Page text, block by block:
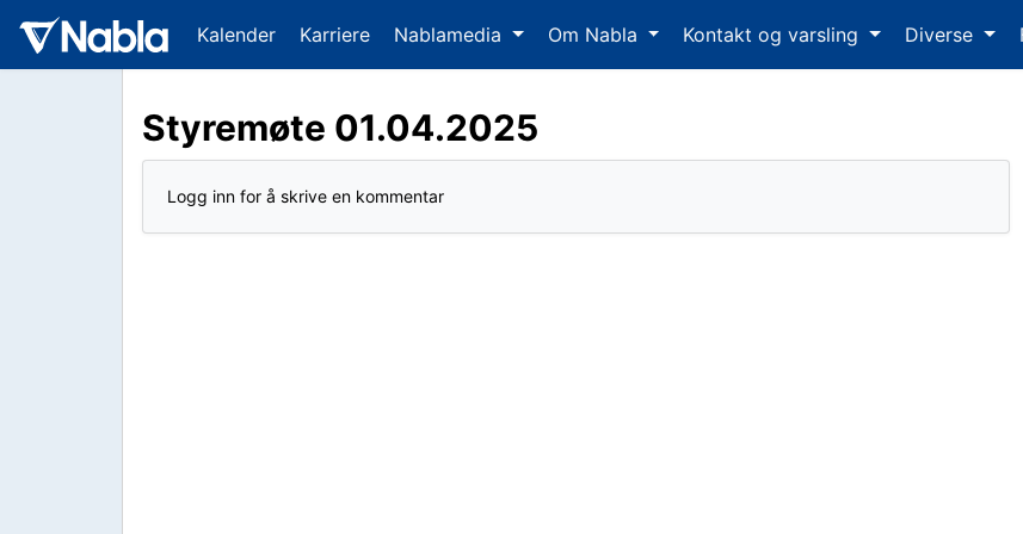
Kalender Karriere Nablamedia Om Nabla Kontakt og varsling Diverse
Styremøte 01.04.2025
Logg inn for å skrive en kommentar